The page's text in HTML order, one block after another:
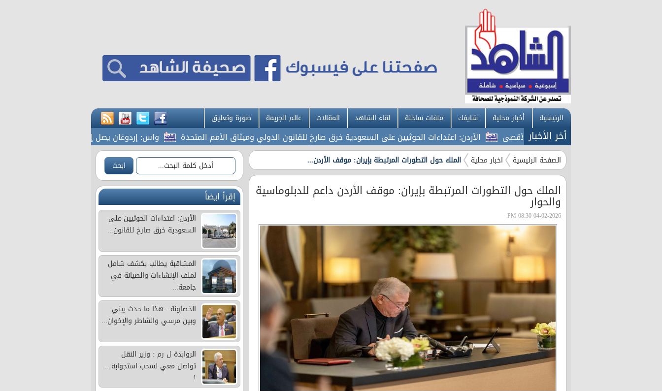
الرئيسية أخبار محلية شايفك ملفات ساخنة لقاء الشاهد المقالات عالم الجريمة صورة وتعليق
أخر الأخبار الأردن: اعتداءات الحوثيين على السعودية خرق صارخ للقانون الدولي وميثاق الأمم المتحدة واس: إردوغان يصل إلى جدة
الصفحة الرئيسية اخبار محلية الملك حول التطورات المرتبطة بإيران: موقف الأردن...
الملك حول التطورات المرتبطة بإيران: موقف الأردن داعم للدبلوماسية
والحوار
04-02-2026 08:30 PM
إقرأ ايضاً
الأردن: اعتداءات الحوثيين على
السعودية خرق صارخ للقانون...
المشاقبة يطالب بكشف شامل
لملف الإنشاءات والصيانة في
جامعة...
الخصاونة : هذا ما حدث بيني
وبين مرسي والشاطر والإخوان...
الروابدة ل رم : وزير النقل
تواصل معي لسحب استجوابه ..
!